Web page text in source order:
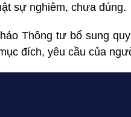
sự nghiêm, chưa đúng.
Thông tư bổ sung
đích, yêu cầu của